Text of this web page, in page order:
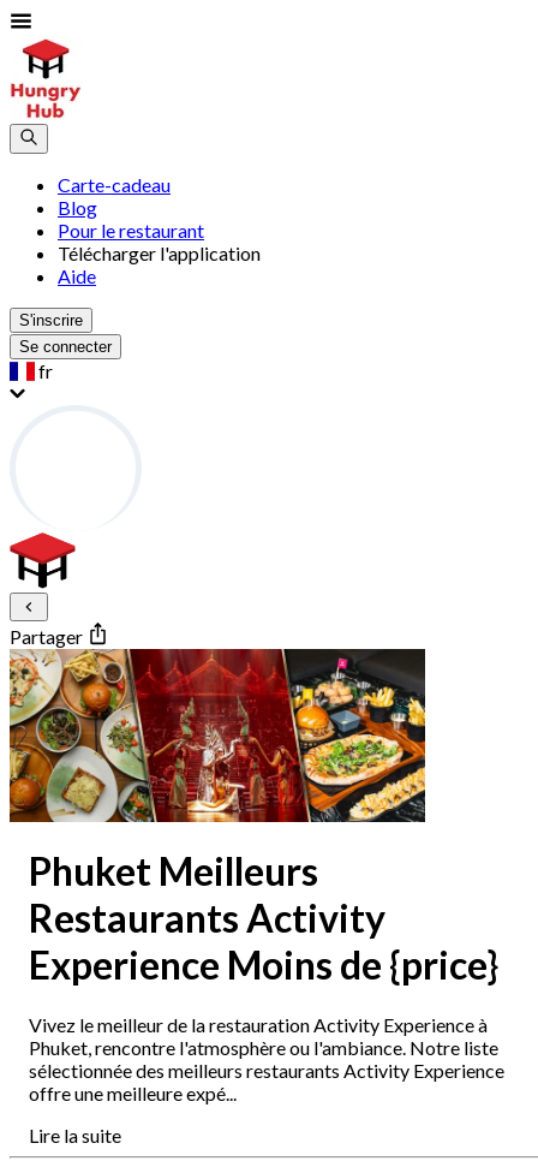
Carte-cadeau
Blog
Pour le restaurant
Télécharger l'application
Aide
S'inscrire
Se connecter
fr
Partager
Phuket Meilleurs
Restaurants Activity
Experience Moins de {price}
Vivez le meilleur de la restauration Activity Experience à
Phuket, rencontre l'atmosphère ou l'ambiance. Notre liste
sélectionnée des meilleurs restaurants Activity Experience
offre une meilleure expé...
Lire la suite